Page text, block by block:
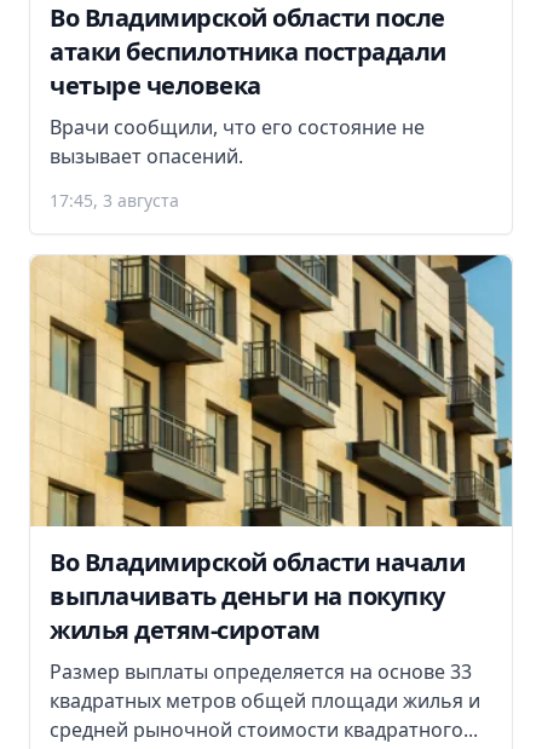
Во Владимирской области после
атаки беспилотника пострадали
четыре человека
Врачи сообщили, что его состояние не
вызывает опасений.
17:45, 3 августа
Во Владимирской области начали
выплачивать деньги на покупку
жилья детям-сиротам
Размер выплаты определяется на основе 33
квадратных метров общей площади жилья и
средней рыночной стоимости квадратного...